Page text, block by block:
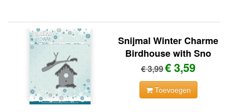
Snijmal Winter Charme
Birdhouse with Sno
€ 3,99€ 3,59
Toevoegen